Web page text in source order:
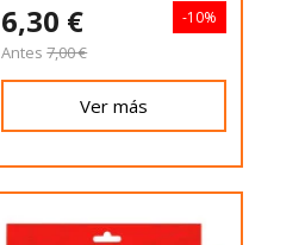
6,30 €
Antes 7,00 €
-10%
Ver más